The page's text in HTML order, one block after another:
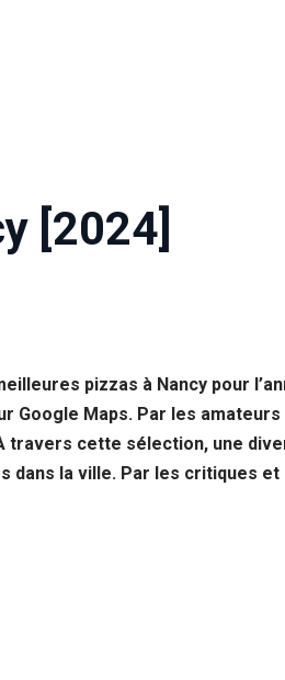
[2024]
pizzas à Nancy pour
Maps. Par les
cette sélection, une
dans la ville. Par les critiques